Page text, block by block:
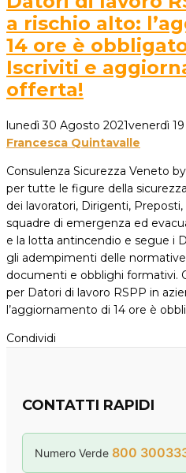
a rischio alto:
14 ore è
Iscriviti e
offerta!
lunedì 30 Agosto 2021venerdì
Francesca Quintavalle
Consulenza Sicurezza Veneto
per tutte le figure della
dei lavoratori, Dirigenti,
squadre di emergenza ed
e la lotta antincendio e segue i
gli adempimenti delle
documenti e obblighi formativi.
per Datori di lavoro RSPP in
l’aggiornamento di 14 ore è
Condividi
CONTATTI RAPIDI
Numero Verde 800